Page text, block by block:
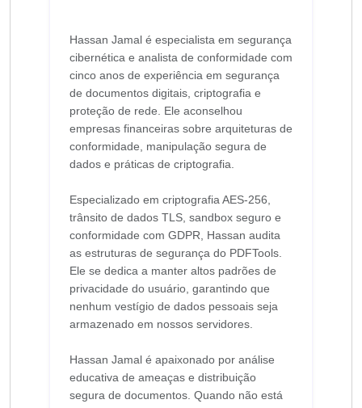
Hassan Jamal é especialista em segurança
cibernética e analista de conformidade com
cinco anos de experiência em segurança
de documentos digitais, criptografia e
proteção de rede. Ele aconselhou
empresas financeiras sobre arquiteturas de
conformidade, manipulação segura de
dados e práticas de criptografia.
Especializado em criptografia AES-256,
trânsito de dados TLS, sandbox seguro e
conformidade com GDPR, Hassan audita
as estruturas de segurança do PDFTools.
Ele se dedica a manter altos padrões de
privacidade do usuário, garantindo que
nenhum vestígio de dados pessoais seja
armazenado em nossos servidores.
Hassan Jamal é apaixonado por análise
educativa de ameaças e distribuição
segura de documentos. Quando não está